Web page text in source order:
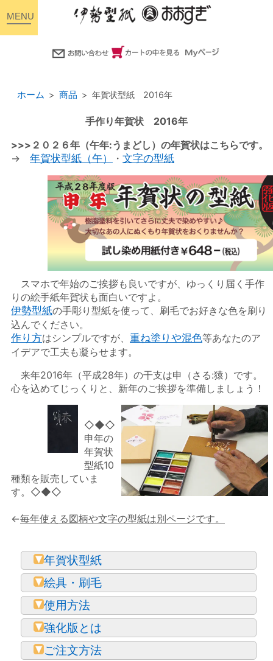
ホーム 商品 年賀状型紙 2016年
手作り年賀状 2016年
>>>２０２６年（午年:うまどし）の年賀状はこちらです。
→ 年賀状型紙（午） ・ 文字の型紙
スマホで年始のご挨拶も良いですが、ゆっくり届く手作
りの絵手紙年賀状も面白いですよ。
伊勢型紙の手彫り型紙を使って、刷毛でお好きな色を刷り
込んでください。
作り方はシンプルですが、 重ね塗りや混色等あなたのア
イデアで工夫も凝らせます。
来年2016年（平成28年）の干支は申（さる:猿）です。
心を込めてじっくりと、新年のご挨拶を準備しましょう！
◇◆◇
申年の
年賀状
型紙10
種類を販売していま
す。◇◆◇
←毎年使える図柄や文字の型紙は別ページです。
年賀状型紙
絵具・刷毛
使用方法
強化版とは
ご注文方法
toggle
navigation